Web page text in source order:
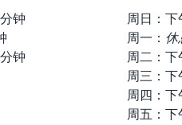
钟
钟
周日：下
周一： 休
周二：下
周三：下
周四：下
周五：下